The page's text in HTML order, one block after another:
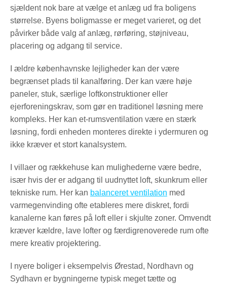
sjældent nok bare at vælge et anlæg ud fra boligens
størrelse. Byens boligmasse er meget varieret, og det
påvirker både valg af anlæg, rørføring, støjniveau,
placering og adgang til service.
I ældre københavnske lejligheder kan der være
begrænset plads til kanalføring. Der kan være høje
paneler, stuk, særlige loftkonstruktioner eller
ejerforeningskrav, som gør en traditionel løsning mere
kompleks. Her kan et-rumsventilation være en stærk
løsning, fordi enheden monteres direkte i ydermuren og
ikke kræver et stort kanalsystem.
I villaer og rækkehuse kan mulighederne være bedre,
især hvis der er adgang til uudnyttet loft, skunkrum eller
tekniske rum. Her kan balanceret ventilation med
varmegenvinding ofte etableres mere diskret, fordi
kanalerne kan føres på loft eller i skjulte zoner. Omvendt
kræver kældre, lave lofter og færdigrenoverede rum ofte
mere kreativ projektering.
I nyere boliger i eksempelvis Ørestad, Nordhavn og
Sydhavn er bygningerne typisk meget tætte og